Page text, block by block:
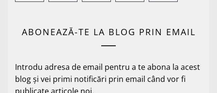
ABONEAZĂ-TE LA BLOG PRIN EMAIL
Introdu adresa de email pentru a te abona la acest
blog și vei primi notificări prin email când vor fi